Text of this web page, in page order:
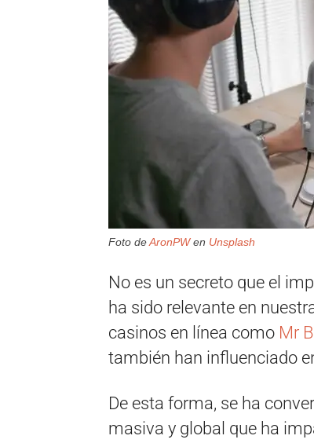
Foto deAronPWen Unsplash
No es un secreto que el
ha sido relevante en
casinos en línea como Mr
también han influenciado
De esta forma, se ha
masiva y global que ha